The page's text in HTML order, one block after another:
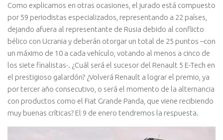
Como explicamos en otras ocasiones, el jurado está compuesto
por 59 periodistas especializados, representando a 22 países,
dejando afuera al representante de Rusia debido al conflicto
bélico con Ucrania y deberán otorgar un total de 25 puntos –con
un máximo de 10 a cada vehículo, votando al menos a cinco de
los siete finalistas-. ¿Cuál será el sucesor del Renault 5 E-Tech en
el prestigioso galardón? ¿Volverá Renault a lograr el premio, ya
por tercer año consecutivo, o será el momento de la alternancia
con productos como el Fiat Grande Panda, que viene recibiendo
muy buenas críticas? El 9 de enero tendremos la respuesta.